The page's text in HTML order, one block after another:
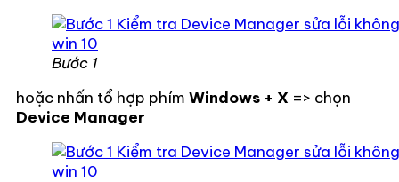
Bước 1
hoặc nhấn tổ hợp phím Windows + X => chọn
Device Manager